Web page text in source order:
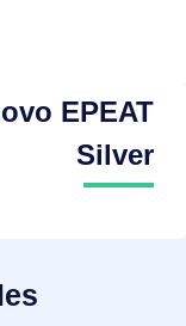
EPEAT
Silver